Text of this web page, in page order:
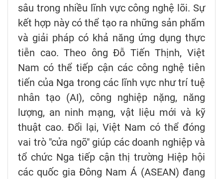
sâu trong nhiều lĩnh vực công nghệ lõi. Sự
kết hợp này có thể tạo ra những sản phẩm
và giải pháp có khả năng ứng dụng thực
tiễn cao. Theo ông Đỗ Tiến Thịnh, Việt
Nam có thể tiếp cận các công nghệ tiên
tiến của Nga trong các lĩnh vực như trí tuệ
nhân tạo (AI), công nghiệp nặng, năng
lượng, an ninh mạng, vật liệu mới và kỹ
thuật cao. Đổi lại, Việt Nam có thể đóng
vai trò "cửa ngõ" giúp các doanh nghiệp và
tổ chức Nga tiếp cận thị trường Hiệp hội
các quốc gia Đông Nam Á (ASEAN) đang